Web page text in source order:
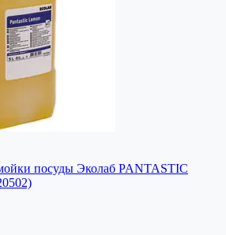
посуды Эколаб PANTASTIC